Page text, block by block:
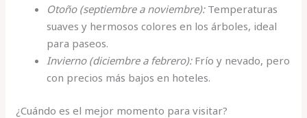
Otoño (septiembre a noviembre):Temperaturas
suaves y hermosos colores en los árboles, ideal
para paseos.
Invierno (diciembre a febrero):Frío y nevado, pero
con precios más bajos en hoteles.
¿Cuándo es el mejor momento para visitar?